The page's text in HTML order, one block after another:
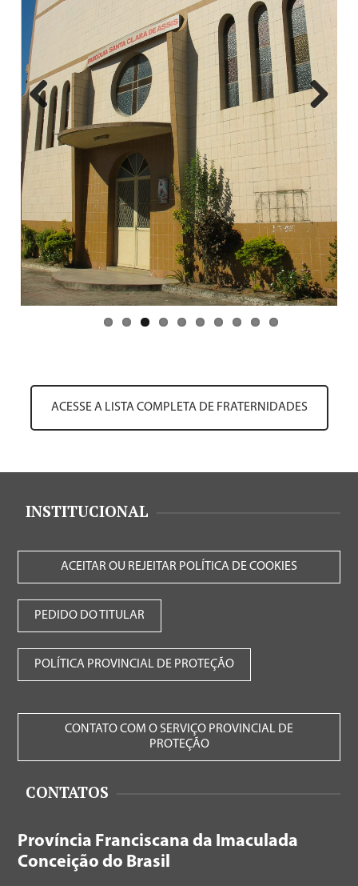
Previous Next
ACESSE A LISTA COMPLETA DE FRATERNIDADES
INSTITUCIONAL
ACEITAR OU REJEITAR POLÍTICA DE COOKIES
PEDIDO DO TITULAR
POLÍTICA PROVINCIAL DE PROTEÇÃO
CONTATO COM O SERVIÇO PROVINCIAL DE
PROTEÇÃO
CONTATOS
Província Franciscana da Imaculada
Conceição do Brasil